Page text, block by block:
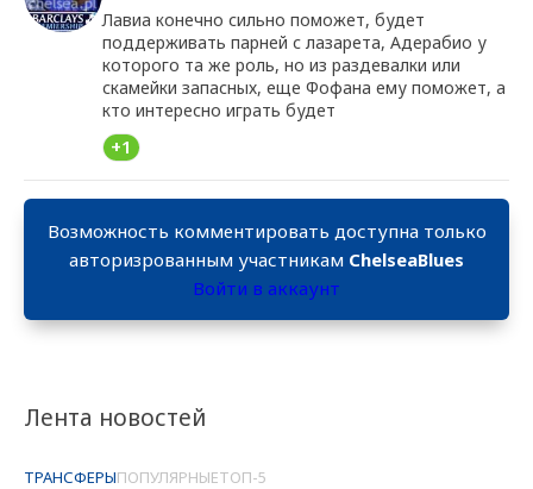
Лента новостей
ТРАНСФЕРЫПОПУЛЯРНЫЕТОП-5
Лавиа конечно сильно поможет, будет
поддерживать парней с лазарета, Адерабио у
которого та же роль, но из раздевалки или
скамейки запасных, еще Фофана ему поможет, а
кто интересно играть будет
+1
Возможность комментировать доступна только
авторизрованным участникам ChelseaBlues
Войти в аккаунт